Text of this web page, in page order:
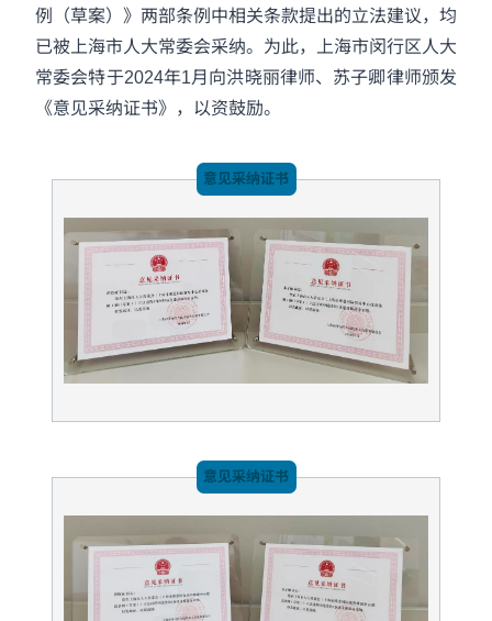
例（草案）》两部条例中相关条款提出的立法建议，均
已被上海市人大常委会采纳。为此，上海市闵行区人大
常委会特于2024年1月向洪晓丽律师、苏子卿律师颁发
《意见采纳证书》，以资鼓励。
意见采纳证书
意见采纳证书